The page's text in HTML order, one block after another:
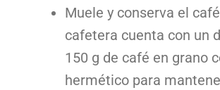
Muele y conserva el
cafetera cuenta con un
150 g de café en grano
hermético para